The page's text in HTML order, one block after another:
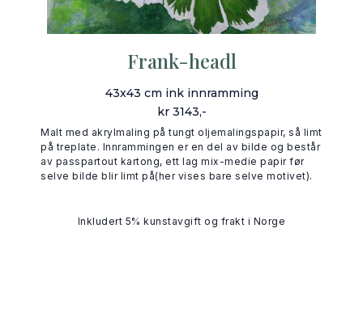
Frank-headl
43x43 cm ink innramming
kr 3143,-
Malt med akrylmaling på tungt oljemalingspapir, så limt
på treplate. Innrammingen er en del av bilde og består
av passpartout kartong, ett lag mix-medie papir før
selve bilde blir limt på(her vises bare selve motivet).
Inkludert 5% kunstavgift og frakt i Norge